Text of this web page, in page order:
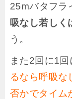
25mバタフラ
吸なし若しく
う。
また2回に1回
るなら呼吸な
否かでタイム